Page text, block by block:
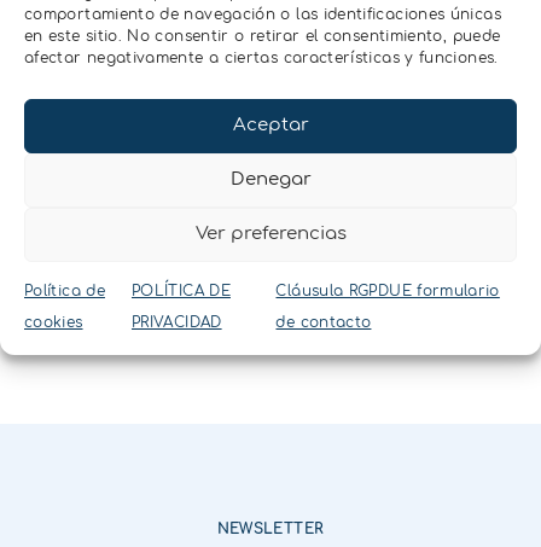
comportamiento de navegación o las identificaciones únicas
en este sitio. No consentir o retirar el consentimiento, puede
afectar negativamente a ciertas características y funciones.
Aceptar
Denegar
Ver preferencias
Política de
cookies
POLÍTICA DE
PRIVACIDAD
Cláusula RGPDUE formulario
de contacto
Contacta con
nosotros
Contactar
NEWSLETTER